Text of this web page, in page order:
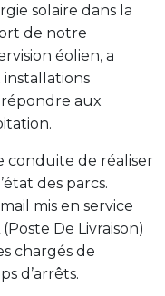
solaire dans la
de notre
éolien, a
installations
aux
conduite de réaliser
des parcs.
mis en service
De Livraison)
chargés de
d’arrêts.